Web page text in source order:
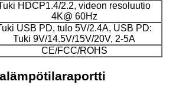
HDCP1.4/2.2, videon resoluutio
4K@ 60Hz
USB PD, tulo 5V/2.4A, USB PD:
Tuki 9V/14.5V/15V/20V, 2-5A
CE/FCC/ROHS